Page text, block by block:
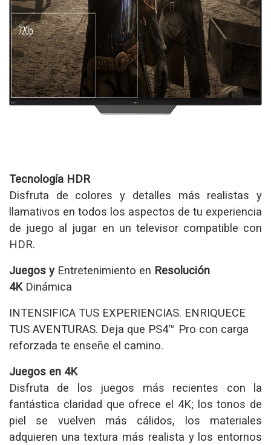
Tecnología HDR
Disfruta de colores y detalles más realistas y
llamativos en todos los aspectos de tu experiencia
de juego al jugar en un televisor compatible con
HDR.
Juegos y Entretenimiento en Resolución
4K Dinámica
INTENSIFICA TUS EXPERIENCIAS. ENRIQUECE
TUS AVENTURAS. Deja que PS4™ Pro con carga
reforzada te enseñe el camino.
Juegos en 4K
Disfruta de los juegos más recientes con la
fantástica claridad que ofrece el 4K; los tonos de
piel se vuelven más cálidos, los materiales
adquieren una textura más realista y los entornos